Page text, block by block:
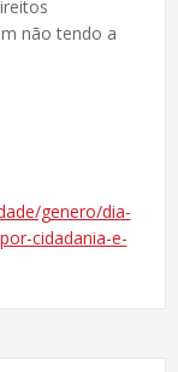
não tendo a
genero/dia-
cidadania-e-